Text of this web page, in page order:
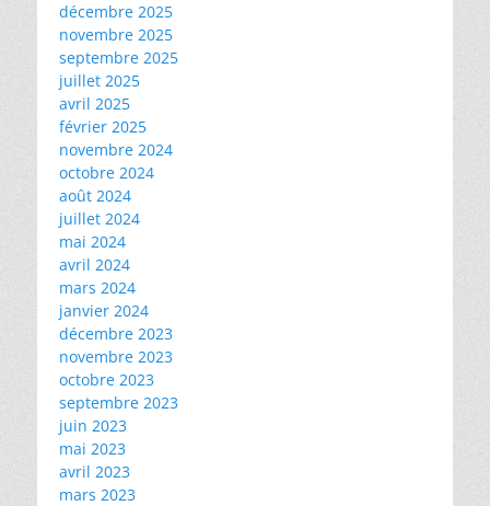
décembre 2025
novembre 2025
septembre 2025
juillet 2025
avril 2025
février 2025
novembre 2024
octobre 2024
août 2024
juillet 2024
mai 2024
avril 2024
mars 2024
janvier 2024
décembre 2023
novembre 2023
octobre 2023
septembre 2023
juin 2023
mai 2023
avril 2023
mars 2023